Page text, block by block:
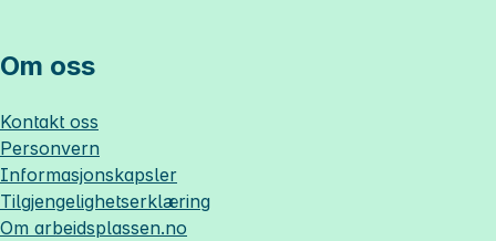
Om oss
Kontakt oss
Personvern
Informasjonskapsler
Tilgjengelighetserklæring
Om arbeidsplassen.no